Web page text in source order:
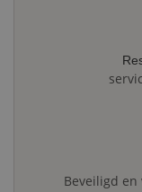
Beveiligd en